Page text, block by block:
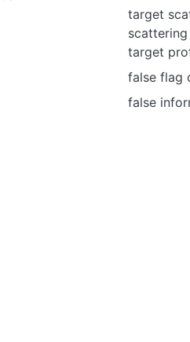
target
target
false flag
false